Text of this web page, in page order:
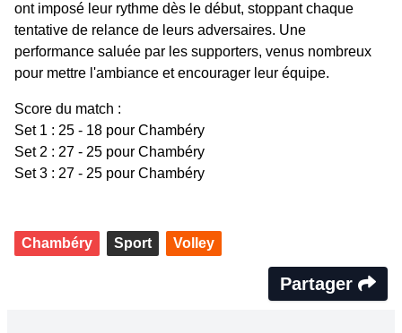
ont imposé leur rythme dès le début, stoppant chaque
tentative de relance de leurs adversaires. Une
performance saluée par les supporters, venus nombreux
pour mettre l'ambiance et encourager leur équipe.
Score du match :
Set 1 : 25 - 18 pour Chambéry
Set 2 : 27 - 25 pour Chambéry
Set 3 : 27 - 25 pour Chambéry
Chambéry Sport Volley
Partager